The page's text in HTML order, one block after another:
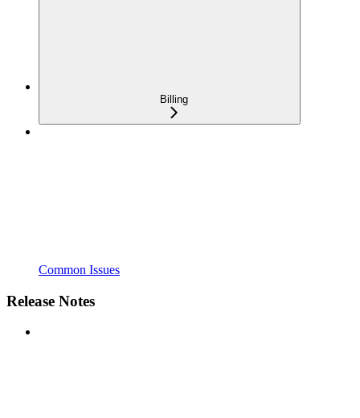
Billing
Common Issues
Release Notes